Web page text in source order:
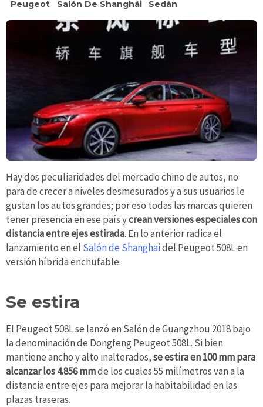
Peugeot
Salón De Shanghái Sedán
Hay dos peculiaridades del mercado chino de autos, no
para de crecer a niveles desmesurados y a sus usuarios le
gustan los autos grandes; por eso todas las marcas quieren
tener presencia en ese país ycrean versiones especiales con
distancia entre ejes estirada. En lo anterior radica el
lanzamiento en el Salón de Shanghaidel Peugeot 508L en
versión híbrida enchufable.
Se estira
El Peugeot 508L se lanzó en Salón de Guangzhou 2018 bajo
la denominación de Dongfeng Peugeot 508L. Si bien
mantiene ancho y alto inalterados,se estira en 100 mm para
alcanzar los 4.856 mmde los cuales 55 milímetros van a la
distancia entre ejes para mejorar la habitabilidad en las
plazas traseras.